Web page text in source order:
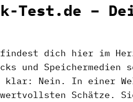
Test.de –
dich hier im
und
klar: Nein. In einer
Schätze.